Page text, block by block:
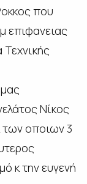
που
επιφανειας
Νίκος
των οποιων 3
κ την ευγενή